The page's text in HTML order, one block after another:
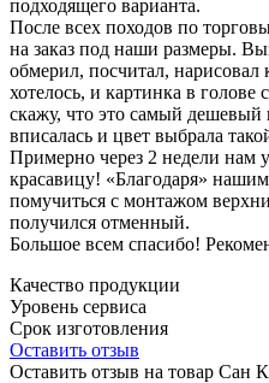
подходящего варианта.
После всех походов по
на заказ под наши размеры.
обмерил, посчитал,
хотелось, и картинка в голове
скажу, что это самый дешевый
вписалась и цвет выбрала
Примерно через 2 недели нам
красавицу! «Благодаря»
помучиться с монтажом
получился отменный.
Большое всем спасибо!
Качество продукции
Уровень сервиса
Срок изготовления
Оставить отзыв
Оставить отзыв на товар Сан